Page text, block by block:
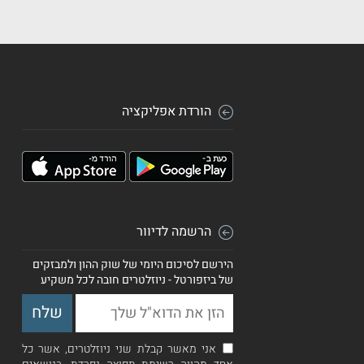
הורדת אפליקציה
הרשמה לדיוור
הירשם לסיכום היומי של שוק ההון ולמבזקים
של ביזפורטל - ניוזלטרים חובה לכל משקיע
אני מאשר קבלת שני ניוזלטרים, אשר כל